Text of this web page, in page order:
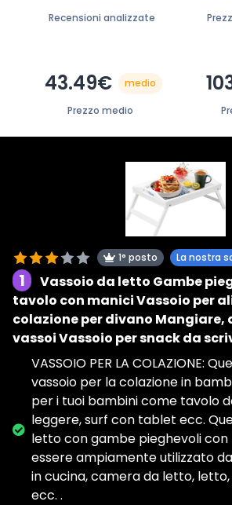
Recensioni analizzate
43.49€ medio
Prezzo medio
1° posto La nostra
1
Vassoio da letto Gambe
tavolo con manici Vassoio per
colazione per divano Mangiare,
vassoi Vassoio per snack da
VASSOIO PER LA COLAZIONE:
vassoio per la colazione in
per i tuoi bambini come tavolo
leggere, surf con tablet ecc.
letto con gambe pieghevoli con
essere ampiamente utilizzato
in cucina, camera da letto,
ecc. .